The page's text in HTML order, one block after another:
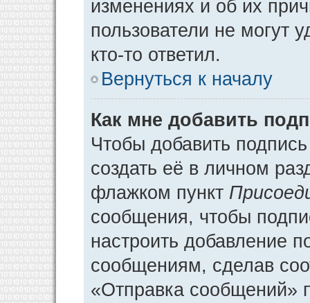
изменениях и об их
пользователи не могут
кто-то ответил.
Вернуться к началу
Как мне добавить
Чтобы добавить
создать её в личном
флажком пункт
сообщения, чтобы
настроить добавление
сообщениям, сделав
«Отправка сообщений»